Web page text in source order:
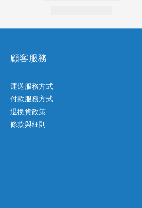
顧客服務
運送服務方式
付款服務方式
退換貨政策
條款與細則